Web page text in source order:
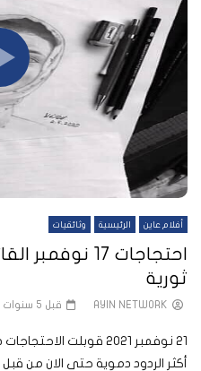
أفلام عاين الرئيسية وثائقيات
احتجاجات 17
ثورية
AYIN NETWORK قبل 5 سنوات
21 نوفمبر 2021 قوبلت
أكثر الردود دموية حتى الان من قبل